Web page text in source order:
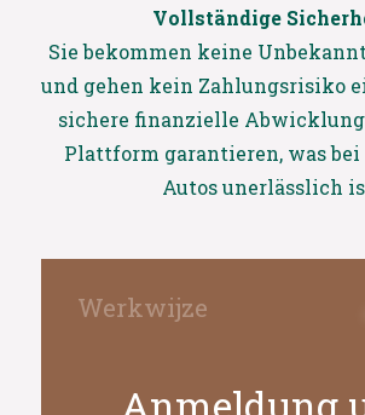
Vollständige
Sie bekommen keine
und gehen kein Zahlungsrisiko
sichere finanzielle Abwicklung
Plattform garantieren, was
Autos unerlässlich
Anmeldung